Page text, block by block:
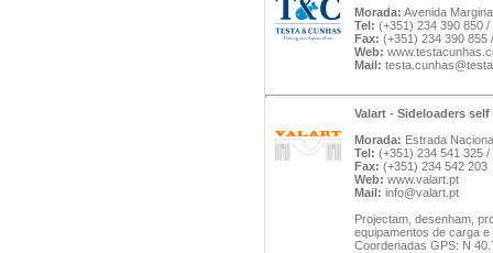
Morada: Avenida
Tel: (+351) 234 390 850
Fax: (+351) 234 390 855
Web:
Mail:
Valart - Sideloaders
Morada: Estrada
Tel: (+351) 234 541 325
Fax: (+351) 234 542 203
Web: www.valart.pt
Mail: info@valart.pt
Projectam, desenham,
equipamentos de carga
Coordenadas GPS: N